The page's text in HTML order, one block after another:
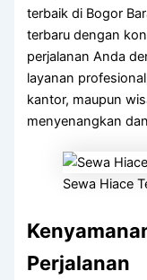
terbaik di Bogor
terbaru dengan
perjalanan Anda
layanan
kantor, maupun
menyenangkan
Sewa Hiace
Perjalanan